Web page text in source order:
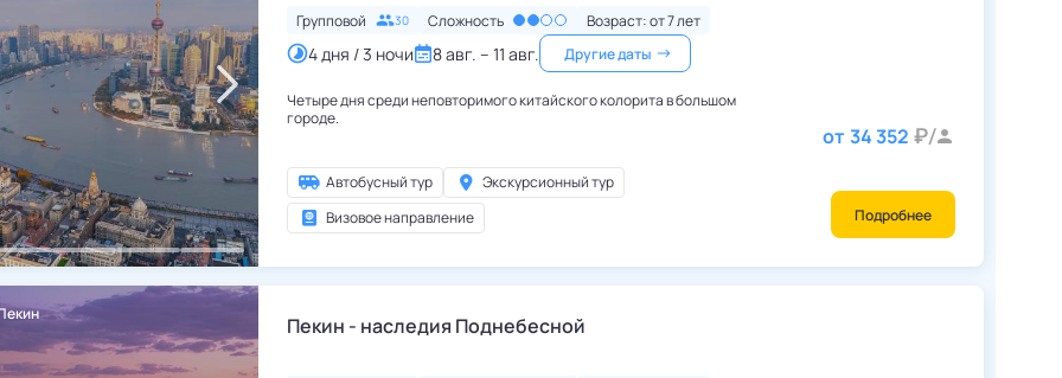
Групповой 30 Сложность Возраст: от7лет
4 дня / 3 ночи 8 авг. – 11 авг. Другие даты
Четыре дня среди неповторимого китайского колорита в большом
городе.
Автобусный тур
Экскурсионный тур
Визовое направление
от 34 352
Подробнее
Пекин - наследия Поднебесной